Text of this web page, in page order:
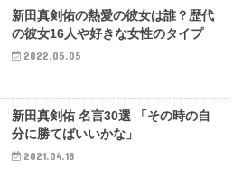
新田真剣佑の熱愛の彼女は誰？歴代
の彼女16人や好きな女性のタイプ
2022.05.05
新田真剣佑 名言30選 「その時の自
分に勝てばいいかな」
2021.04.18